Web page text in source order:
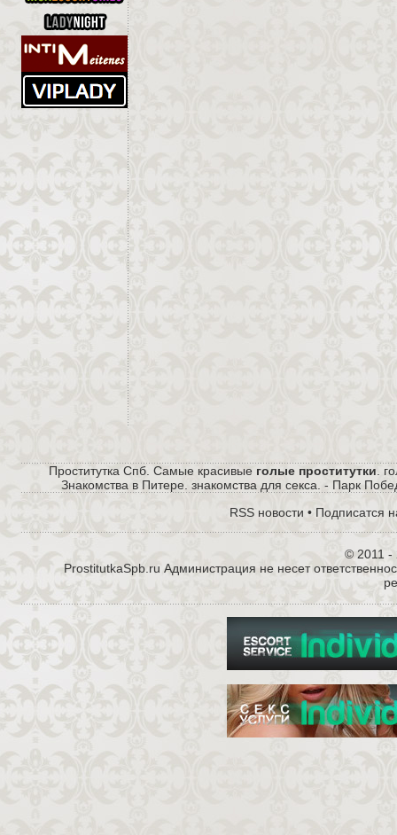
Проститутка Спб. Самые красивые голые проститутки .
Знакомства в Питере. знакомства для секса. - Парк
RSS новости • Подписатся
© 2011 -
ProstitutkaSpb.ru Администрация не несет